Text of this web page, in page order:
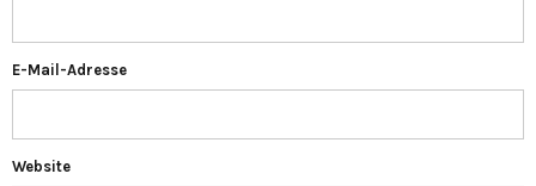
E-Mail-Adresse
Website